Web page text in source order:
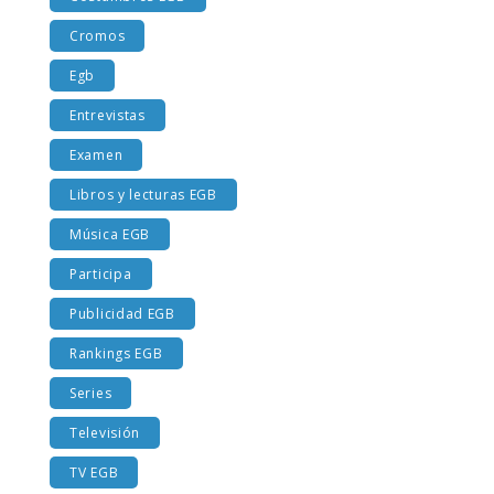
Costumbres EGB
Cromos
Egb
Entrevistas
Examen
Libros y lecturas EGB
Música EGB
Participa
Publicidad EGB
Rankings EGB
Series
Televisión
TV EGB